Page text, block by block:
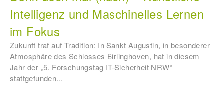
Intelligenz und Maschinelles Lernen
im Fokus
Zukunft traf auf Tradition: In Sankt Augustin, in besonderer
Atmosphäre des Schlosses Birlinghoven, hat in diesem
Jahr der „5. Forschungstag IT-Sicherheit NRW“
stattgefunden...